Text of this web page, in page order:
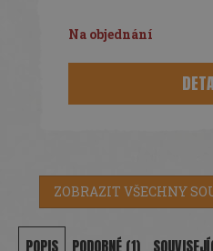
Na objednání
ZOBRAZIT VŠECHNY
POPIS PODOBNÉ (1)